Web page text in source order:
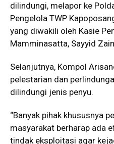
dilindungi, melapor ke
Pengelola TWP
yang diwakili oleh Kasie
Mamminasatta, Sayyid
Selanjutnya, Kompol
pelestarian dan
dilindungi jenis penyu.
“Banyak pihak khususnya
masyarakat berharap ada
tindak eksploitasi agar